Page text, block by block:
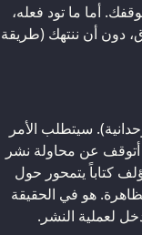
أما ما تود فعله،
دون أن ننتهك (طريقة
سيتطلب الأمر
أتوقف عن محاولة نشر
كتاباً يتمحور حول
هو في الحقيقة
لعملية النشر.